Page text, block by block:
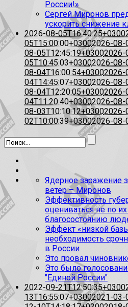
России!»
Сергей Миронов
ускорить снижение
2026-08-05T16:40:25+0300
05T15:00:00+03002026-08-
08-05T12:45:19+03002026-
05T10:45:03+03002026-08-
08-04T16:00:54+03002026-
04T14:45:07+03002026-08-
08-04T12:20:05+03002026-
04T11:20:40+03002026-08-
08-03T10:10:12+03002026-
02T10:00:39+03002026-08-
Ядерное заражение
ветер – Миронов
Эффективность
оцениваться не по
благосостоянию
Эффект «низкой
необходимость
в России
Это провал
Это было
"Единой России"
2022-09-21T12:50:35+0300
13T16:55:07+03002021-03-